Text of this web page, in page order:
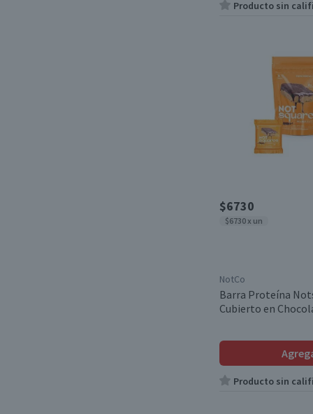
Producto sin
$6730
$6730 x un
NotCo
Barra Proteína
Cubierto en
Producto sin